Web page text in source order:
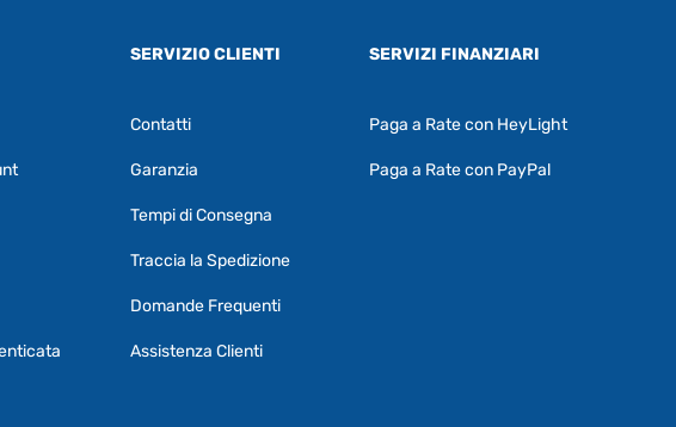
SERVIZIO CLIENTI
Contatti
Garanzia
Tempi di Consegna
Traccia la Spedizione
Domande Frequenti
Assistenza Clienti
SERVIZI FINANZIARI
Paga a Rate con HeyLight
Paga a Rate con PayPal
RF Assist
Puoi chiedermi informazioni generali o
specifiche su certi prodotti.
prodotto